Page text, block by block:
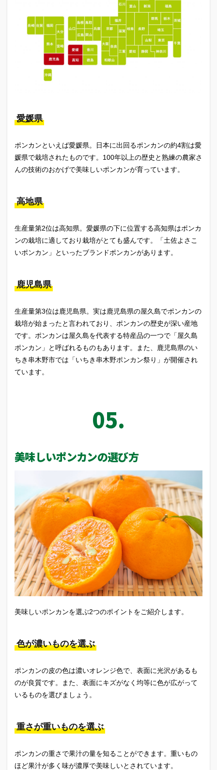
愛媛県
ポンカンといえば愛媛県。日本に出回るポンカンの約4割は愛
媛県で栽培されたものです。100年以上の歴史と熟練の農家さ
んの技術のおかげで美味しいポンカンが育っています。
高地県
生産量第2位は高知県。愛媛県の下に位置する高知県はポンカ
ンの栽培に適しており栽培がとても盛んです。「土佐よさこ
いポンカン」といったブランドポンカンがあります。
鹿児島県
生産量第3位は鹿児島県。実は鹿児島県の屋久島でポンカンの
栽培が始まったと言われており、ポンカンの歴史が深い産地
です。ポンカンは屋久島を代表する特産品の一つで「屋久島
ポンカン」と呼ばれるものもあります。また、鹿児島県のい
ちき串木野市では「いちき串木野ポンカン祭り」が開催され
ています。
美味しいポンカンの選び方
美味しいポンカンを選ぶ2つのポイントをご紹介します。
色が濃いものを選ぶ
ポンカンの皮の色は濃いオレンジ色で、表面に光沢があるも
のが良質です。また、表面にキズがなく均等に色が広がって
いるものを選びましょう。
重さが重いものを選ぶ
ポンカンの重さで果汁の量を知ることができます。重いもの
ほど果汁が多く味が濃厚で美味しいとされています。